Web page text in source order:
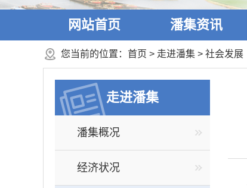
网站首页 潘集资讯
您当前的位置： 首页 > 走进潘集 > 社会发展
走进潘集
潘集概况
经济状况